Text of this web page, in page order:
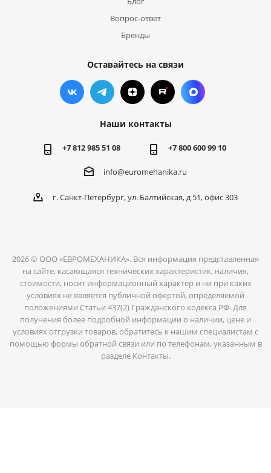
Вопрос-ответ
Бренды
Оставайтесь на связи
Наши контакты
+7 812 985 51 08 +7 800 600 99 10
info@euromehanika.ru
г. Санкт-Петербург, ул. Балтийская, д 51, офис 303
2026 © ООО «ЕВРОМЕХАНИКА». Вся информация представленная
на сайте, касающаяся технических характеристик, наличия,
стоимости, носит информационный характер и ни при каких
условиях не является публичной офертой, определяемой
положениями Статьи 437(2) Гражданского кодекса РФ. Для
получения более подробной информации о наличии, цене и
условиях отгрузки товаров, обратитесь к нашим специалистам с
помощью формы обратной связи или по телефонам, указанным в
разделе Контакты.